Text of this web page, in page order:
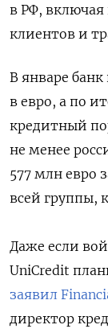
в РФ, включая
клиентов и
В январе
в евро, а по
кредитный
не менее
577 млн евро
всей группы,
Даже если
UniCredit
заявил
директор